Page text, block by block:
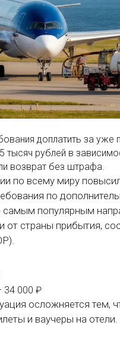
доплатить за
тысяч рублей в
возврат без штрафа.
по всему миру
по
популярным
от страны прибытия,
34 000 ₽
осложняется тем,
и ваучеры на отели.